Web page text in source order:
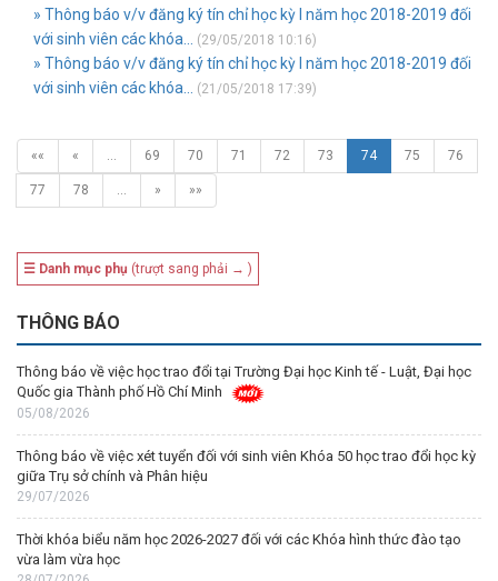
» Thông báo v/v đăng ký tín chỉ học kỳ I năm học 2018-2019 đối
với sinh viên các khóa...
(29/05/2018 10:16)
» Thông báo v/v đăng ký tín chỉ học kỳ I năm học 2018-2019 đối
với sinh viên các khóa...
(21/05/2018 17:39)
«« « … 69 70 71 72 73 74 75 76
77 78 … » »»
☰ Danh mục phụ (trượt sang phải → )
THÔNG BÁO
Thông báo về việc học trao đổi tại Trường Đại học Kinh tế - Luật, Đại học
Quốc gia Thành phố Hồ Chí Minh
05/08/2026
Thông báo về việc xét tuyển đối với sinh viên Khóa 50 học trao đổi học kỳ
giữa Trụ sở chính và Phân hiệu
29/07/2026
Thời khóa biểu năm học 2026-2027 đối với các Khóa hình thức đào tạo
vừa làm vừa học